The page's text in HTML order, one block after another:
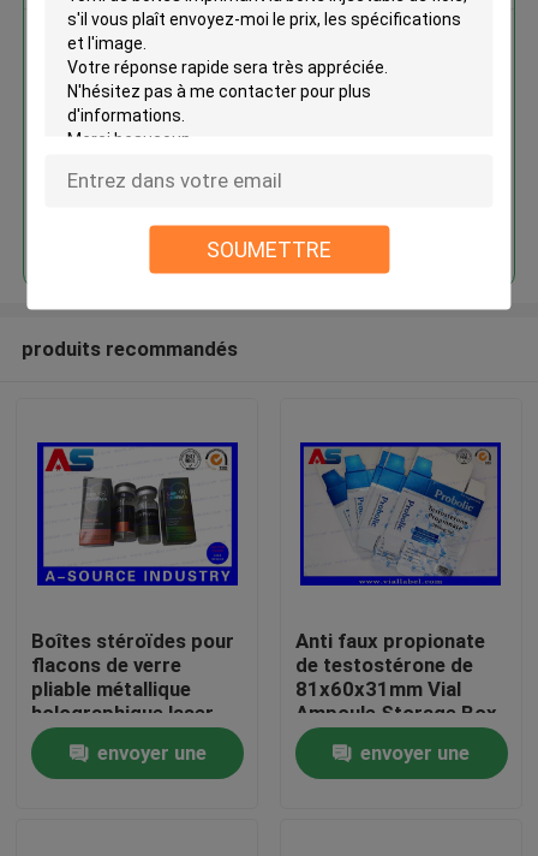
SOUMETTRE
Maison
Produits
commande de carton a imprimé
la testostérone Enanthate, 10ml
Continuer
produits recommandés
Boîtes stéroïdes pour
flacons de verre
pliable métallique
holographique laser
Étiquette des boîtes
pharmaceutiques
envoyer une
Anti faux propionate
de testostérone de
81x60x31mm Vial
Ampoule Storage Box
For 1ml
envoyer une